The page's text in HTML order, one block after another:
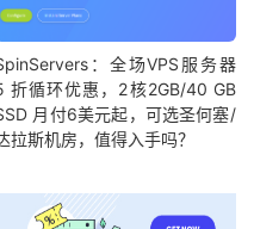
：全场VPS服务器
折循环优惠，2核2GB/40 GB
月付6美元起，可选圣何塞/
拉斯机房，值得入手吗？